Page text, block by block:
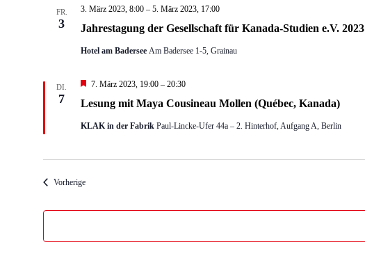
FR.
3 Jahrestagung der Gesellschaft für Kanada-Studien e.V. 2023
3. März 2023, 8:00– 5. März 2023, 17:00
Hotel am Badersee Am Badersee 1-5, Grainau
DI.
7 Lesung mit Maya Cousineau Mollen (Québec, Kanada)
Hervorgehoben
7. März 2023, 19:00– 20:30
KLAK in der Fabrik Paul-Lincke-Ufer 44a – 2. Hinterhof, Aufgang A, Berlin
VorherigeVeranstaltungen